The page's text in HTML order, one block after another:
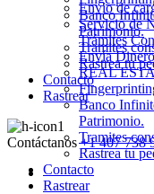
Banco
Patrimonio.
Tramites
Rastrea tu
Contacto
Rastrear
Contáctanos +1 407 738
Envio de
Servicio de
Trámites
Envía
REAL
Banco
Patrimonio.
Tramites
Rastrea tu
Contacto
Rastrear